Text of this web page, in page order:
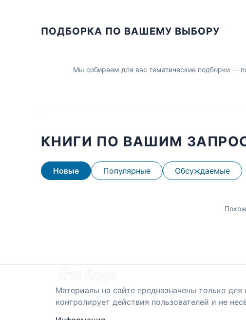
ПОДБОРКА ПО ВАШЕМУ ВЫБОРУ
Мы собираем для вас тематические подборки —
КНИГИ ПО ВАШИМ
Новые Популярные Обсуждаемые
Материалы на сайте предназначены только
контролирует действия пользователей и не